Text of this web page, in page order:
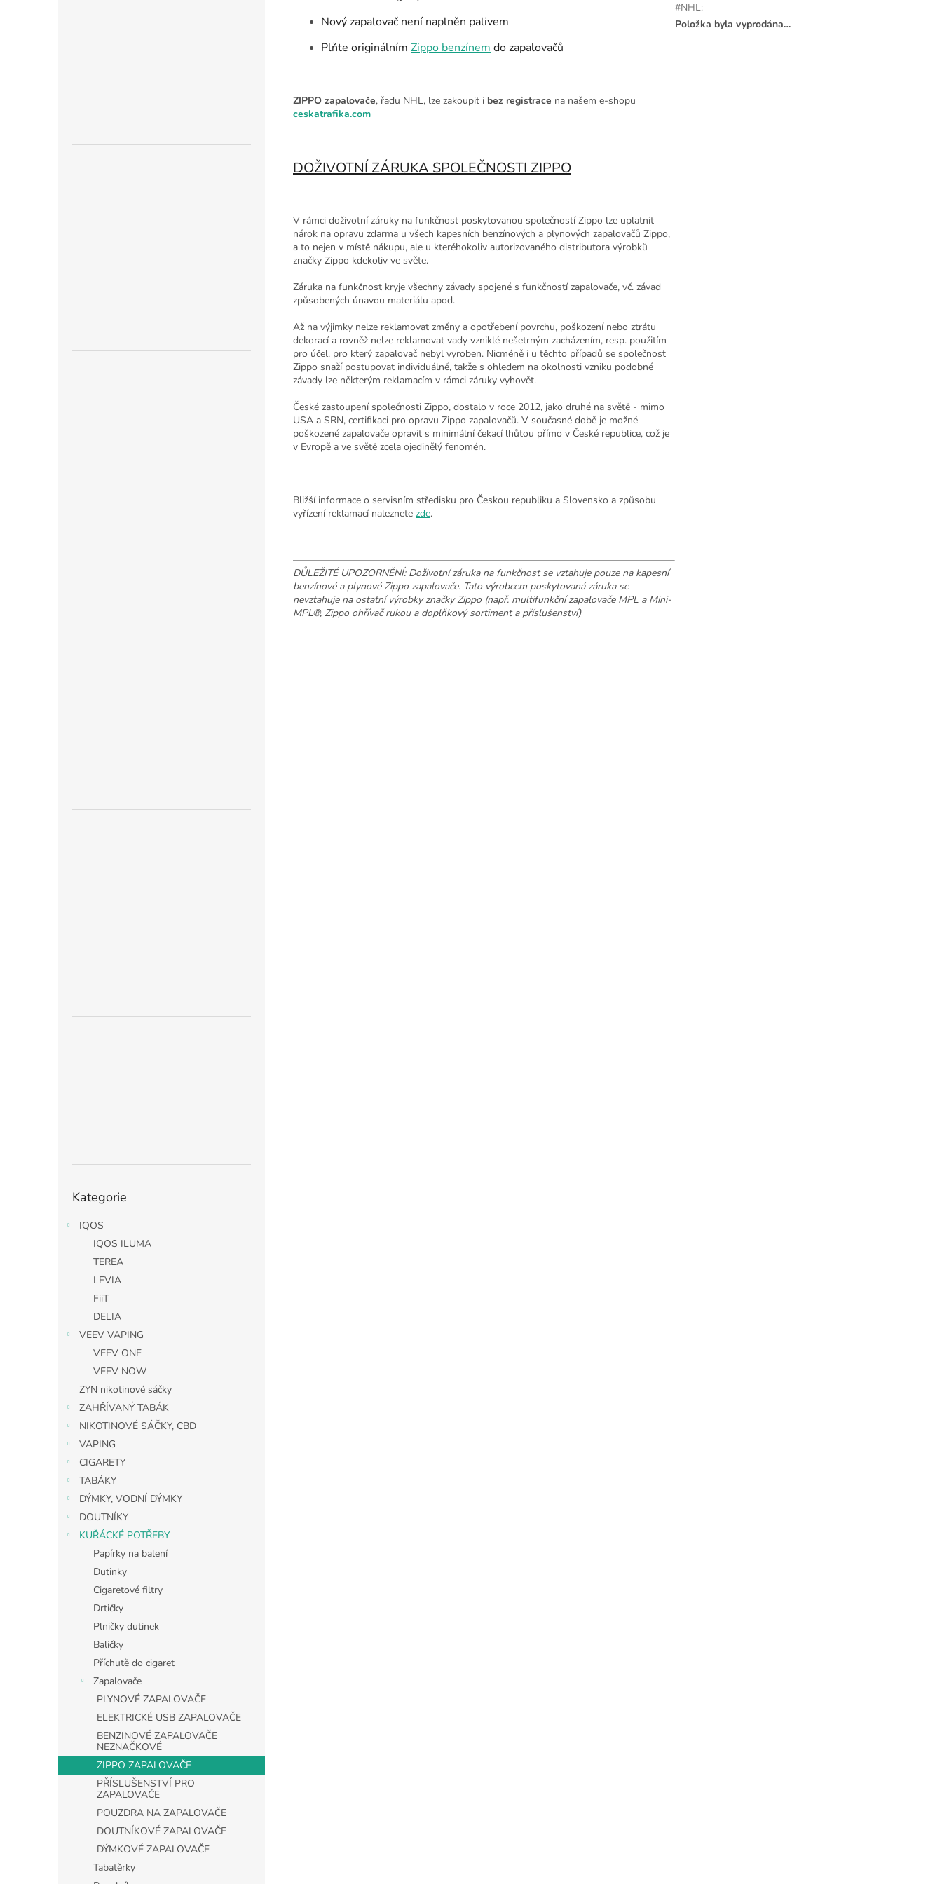
kategorie
Kategorie
IQOS
IQOS ILUMA
TEREA
LEVIA
FiiT
DELIA
VEEV VAPING
VEEV ONE
VEEV NOW
ZYN nikotinové sáčky
ZAHŘÍVANÝ TABÁK
NIKOTINOVÉ SÁČKY, CBD
VAPING
CIGARETY
TABÁKY
DÝMKY, VODNÍ DÝMKY
DOUTNÍKY
KUŘÁCKÉ POTŘEBY
Papírky na balení
Dutinky
Cigaretové filtry
Drtičky
Plničky dutinek
Baličky
Příchutě do cigaret
Zapalovače
PLYNOVÉ ZAPALOVAČE
ELEKTRICKÉ USB ZAPALOVAČE
BENZINOVÉ ZAPALOVAČE
NEZNAČKOVÉ
ZIPPO ZAPALOVAČE
PŘÍSLUŠENSTVÍ PRO
ZAPALOVAČE
POUZDRA NA ZAPALOVAČE
DOUTNÍKOVÉ ZAPALOVAČE
DÝMKOVÉ ZAPALOVAČE
Tabatěrky
Nový zapalovač není naplněn palivem
Plňte originálním Zippo benzínem do zapalovačů
ZIPPO zapalovače, řadu NHL, lze zakoupit i bez registrace na našem e-shopu
ceskatrafika.com
DOŽIVOTNÍ ZÁRUKA SPOLEČNOSTI ZIPPO
V rámci doživotní záruky na funkčnost poskytovanou společností Zippo lze uplatnit
nárok na opravu zdarma u všech kapesních benzínových a plynových zapalovačů Zippo,
a to nejen v místě nákupu, ale u kteréhokoliv autorizovaného distributora výrobků
značky Zippo kdekoliv ve světe.
Záruka na funkčnost kryje všechny závady spojené s funkčností zapalovače, vč. závad
způsobených únavou materiálu apod.
Až na výjimky nelze reklamovat změny a opotřebení povrchu, poškození nebo ztrátu
dekorací a rovněž nelze reklamovat vady vzniklé nešetrným zacházením, resp. použitím
pro účel, pro který zapalovač nebyl vyroben. Nicméně i u těchto případů se společnost
Zippo snaží postupovat individuálně, takže s ohledem na okolnosti vzniku podobné
závady lze některým reklamacím v rámci záruky vyhovět.
České zastoupení společnosti Zippo, dostalo v roce 2012, jako druhé na světě - mimo
USA a SRN, certifikaci pro opravu Zippo zapalovačů. V současné době je možné
poškozené zapalovače opravit s minimální čekací lhůtou přímo v České republice, což je
v Evropě a ve světě zcela ojedinělý fenomén.
Bližší informace o servisním středisku pro Českou republiku a Slovensko a způsobu
vyřízení reklamací naleznete zde.
DŮLEŽITÉ UPOZORNĚNÍ: Doživotní záruka na funkčnost se vztahuje pouze na kapesní
benzínové a plynové Zippo zapalovače. Tato výrobcem poskytovaná záruka se
nevztahuje na ostatní výrobky značky Zippo (např. multifunkční zapalovače MPL a Mini-
MPL®, Zippo ohřívač rukou a doplňkový sortiment a příslušenství)
#NHL:
Položka byla vyprodána…